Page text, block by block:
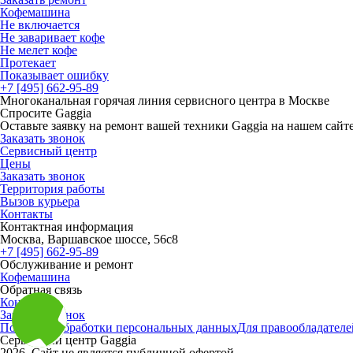
Кофемашина
Не включается
Не заваривает кофе
Не мелет кофе
Протекает
Показывает ошибку
+7 [495] 662-95-89
Многоканальная горячая линия сервисного центра в Москве
Спросите Gaggia
Оставьте заявку на ремонт вашей техники Gaggia на нашем
Заказать звонок
Сервисный центр
Цены
Заказать звонок
Территория работы
Вызов курьера
Контакты
Контактная информация
Москва, Варшавское шоссе, 56с8
+7 [495] 662-95-89
Обслуживание и ремонт
Кофемашина
Обратная связь
Контакты
Заказать звонок
Политика обработки персональных данныхДля
Сервисный центр Gaggia